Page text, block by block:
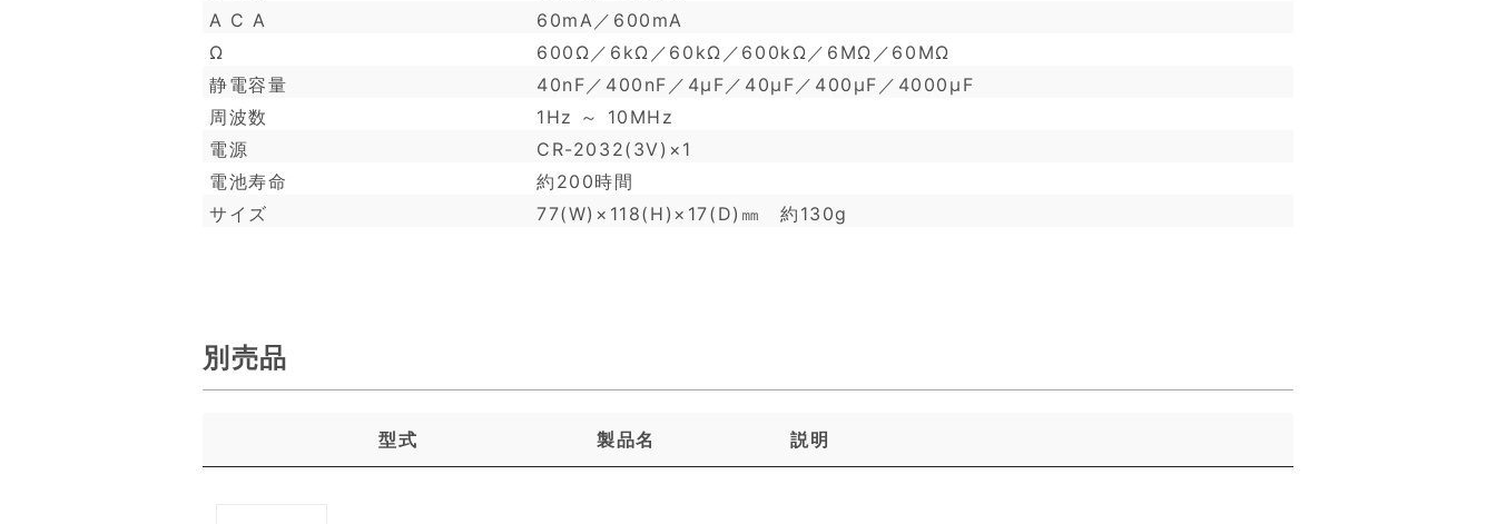
A C A
60mA／600mA
Ω
600Ω／6kΩ／60kΩ／600kΩ／6MΩ／60MΩ
静電容量
40nF／400nF／4μF／40μF／400μF／4000μF
周波数
1Hz ～ 10MHz
電源
CR-2032(3V)×1
電池寿命
約200時間
サイズ
77(W)×118(H)×17(D)㎜ 約130g
別売品
型式 製品名 説明